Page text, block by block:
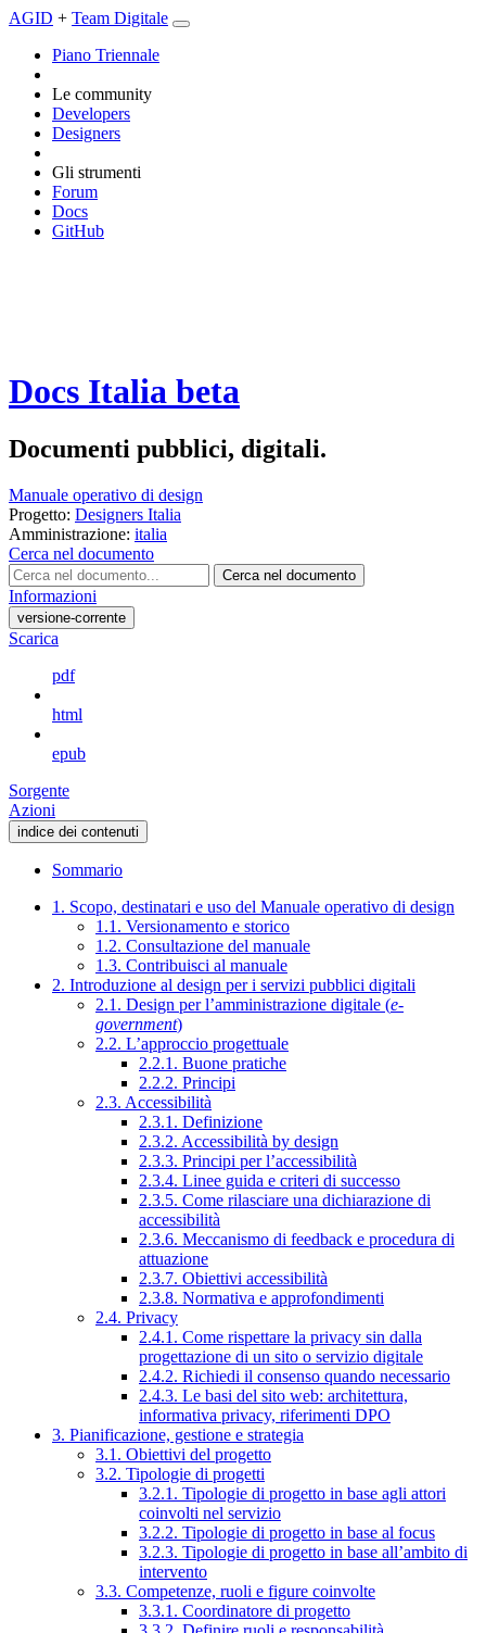
AGID + Team Digitale
Piano Triennale
Le community
Developers
Designers
Gli strumenti
Forum
Docs
GitHub
Docs Italia beta
Documenti pubblici, digitali.
Manuale operativo di design
Progetto: Designers Italia
Amministrazione: italia
Cerca nel documento
Cerca nel documento
Informazioni
versione-corrente
Scarica
pdf
html
epub
Sorgente
Azioni
indice dei contenuti
Sommario
1. Scopo, destinatari e uso del Manuale operativo di design
1.1. Versionamento e storico
1.2. Consultazione del manuale
1.3. Contribuisci al manuale
2. Introduzione al design per i servizi pubblici digitali
2.1. Design per l’amministrazione digitale (e-
government)
2.2. L’approccio progettuale
2.2.1. Buone pratiche
2.2.2. Principi
2.3. Accessibilità
2.3.1. Definizione
2.3.2. Accessibilità by design
2.3.3. Principi per l’accessibilità
2.3.4. Linee guida e criteri di successo
2.3.5. Come rilasciare una dichiarazione di
accessibilità
2.3.6. Meccanismo di feedback e procedura di
attuazione
2.3.7. Obiettivi accessibilità
2.3.8. Normativa e approfondimenti
2.4. Privacy
2.4.1. Come rispettare la privacy sin dalla
progettazione di un sito o servizio digitale
2.4.2. Richiedi il consenso quando necessario
2.4.3. Le basi del sito web: architettura,
informativa privacy, riferimenti DPO
3. Pianificazione, gestione e strategia
3.1. Obiettivi del progetto
3.2. Tipologie di progetti
3.2.1. Tipologie di progetto in base agli attori
coinvolti nel servizio
3.2.2. Tipologie di progetto in base al focus
3.2.3. Tipologie di progetto in base all’ambito di
intervento
3.3. Competenze, ruoli e figure coinvolte
3.3.1. Coordinatore di progetto